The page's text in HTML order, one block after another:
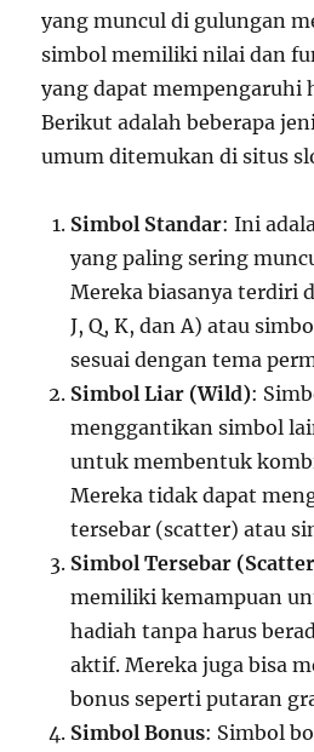
yang muncul di gulungan
simbol memiliki nilai dan
yang dapat mempengaruhi
Berikut adalah beberapa
umum ditemukan di situs
Simbol Standar: Ini
yang paling sering
Mereka biasanya terdiri
J, Q, K, dan A) atau
sesuai dengan tema
Simbol Liar (Wild):
menggantikan simbol
untuk membentuk
Mereka tidak dapat
tersebar (scatter) atau
Simbol Tersebar
memiliki kemampuan
hadiah tanpa harus
aktif. Mereka juga bisa
bonus seperti putaran
Simbol Bonus: Simbol